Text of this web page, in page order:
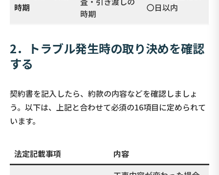
時期
時期
〇日以内
2．トラブル発生時の取り決めを確認
する
契約書を記入したら、約款の内容などを確認しましょ
う。以下は、上記と合わせて必須の16項目に定められて
います。
法定記載事項 内容